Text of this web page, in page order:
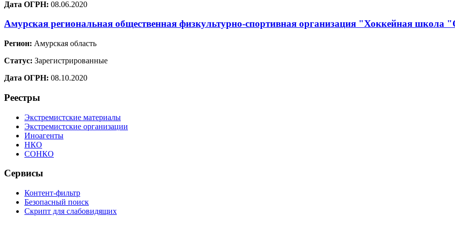
Дата ОГРН: 08.06.2020
Амурская региональная общественная физкультурно-спортивная организация "Хоккейная школа
Регион: Амурская область
Статус: Зарегистрированные
Дата ОГРН: 08.10.2020
Реестры
Экстремистские материалы
Экстремистские организации
Иноагенты
НКО
СОНКО
Сервисы
Контент-фильтр
Безопасный поиск
Скрипт для слабовидящих